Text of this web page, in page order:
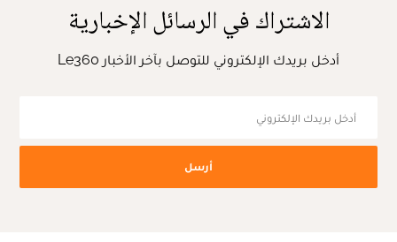
الاشتراك في الرسائل الإخبارية
أدخل بريدك الإلكتروني للتوصل بآخر الأخبار Le360
أرسل